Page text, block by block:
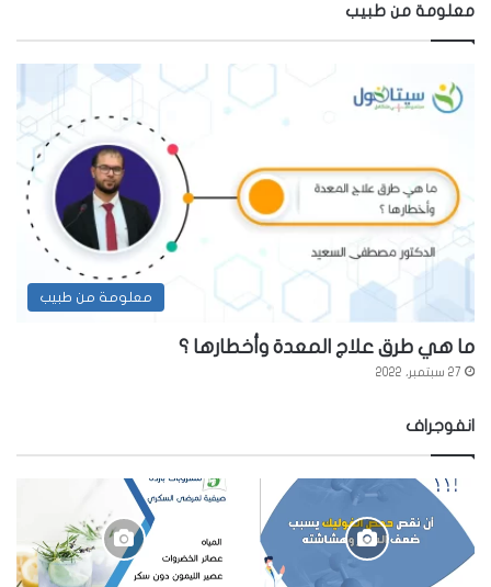
معلومة من طبيب
معلومة من طبيب
ما هي طرق علاج المعدة وأخطارها ؟
27 سبتمبر، 2022
انفوجراف